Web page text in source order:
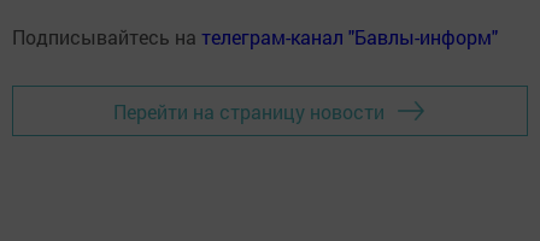
Подписывайтесь на телеграм-канал "Бавлы-информ"
Перейти на страницу новости